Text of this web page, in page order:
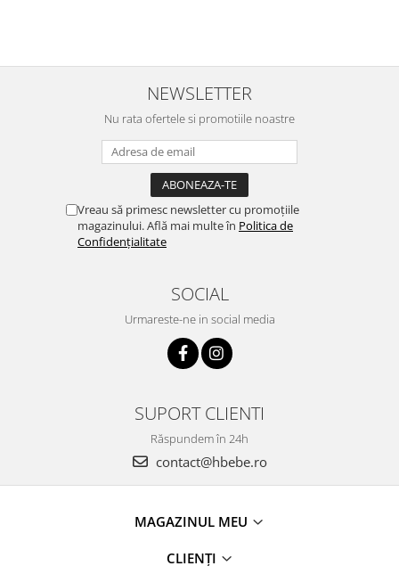
NEWSLETTER
Nu rata ofertele si promotiile noastre
Vreau să primesc newsletter cu promoțiile
magazinului. Află mai multe în Politica de
Confidențialitate
SOCIAL
Urmareste-ne in social media
SUPORT CLIENTI
Răspundem în 24h
contact@hbebe.ro
MAGAZINUL MEU
CLIENȚI